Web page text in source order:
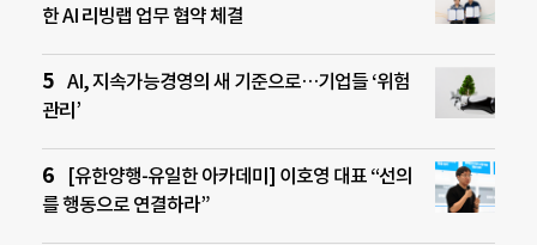
한 AI 리빙랩 업무 협약 체결
AI, 지속가능경영의 새 기준으로…기업들 ‘위험
관리’
[유한양행-유일한 아카데미] 이호영 대표 “선의
를 행동으로 연결하라”